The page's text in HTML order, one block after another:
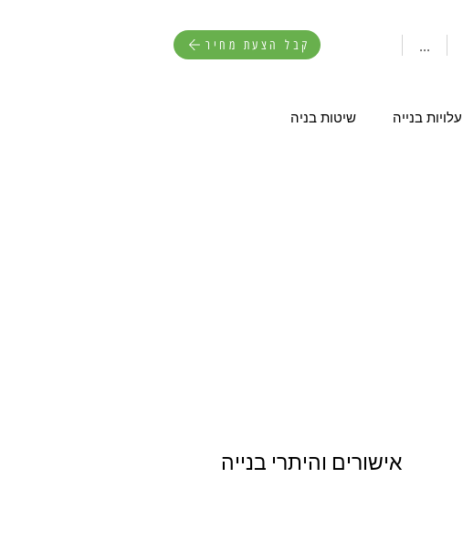
קבל הצעת מחיר ...
עלויות בנייה שיטות בניה
אישורים והיתרי בנייה